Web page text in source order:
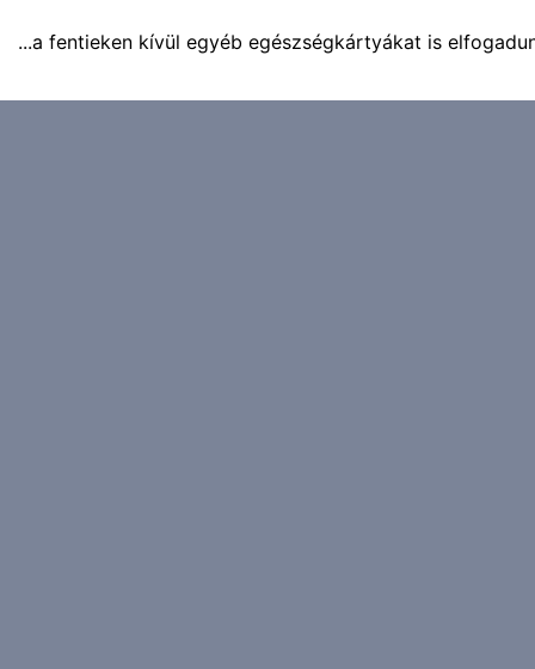
...a fentieken kívül egyéb egészségkártyákat is